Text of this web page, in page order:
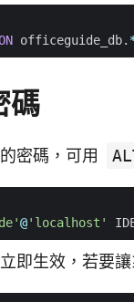
officeguide_db.
碼
密碼，可用
@'localhost'
即生效，若要